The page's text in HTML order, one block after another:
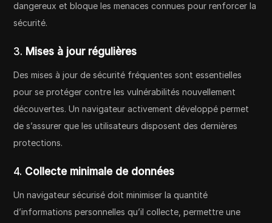
dangereux et bloque les menaces connues pour renforcer la
sécurité.
3. Mises à jour régulières
Des mises à jour de sécurité fréquentes sont essentielles
pour se protéger contre les vulnérabilités nouvellement
découvertes. Un navigateur activement développé permet
de s’assurer que les utilisateurs disposent des dernières
protections.
4. Collecte minimale de données
Un navigateur sécurisé doit minimiser la quantité
d’informations personnelles qu’il collecte, permettre une